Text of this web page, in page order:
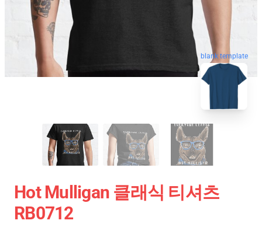
blank template
Hot Mulligan 클래식 티셔츠
RB0712